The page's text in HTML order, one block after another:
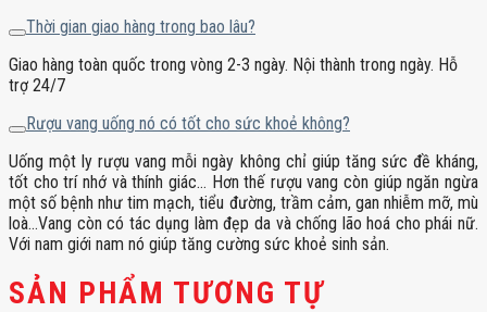
Thời gian giao hàng trong bao lâu?
Giao hàng toàn quốc trong vòng 2-3 ngày. Nội thành trong ngày. Hỗ
trợ 24/7
Rượu vang uống nó có tốt cho sức khoẻ không?
Uống một ly rượu vang mỗi ngày không chỉ giúp tăng sức đề kháng,
tốt cho trí nhớ và thính giác… Hơn thế rượu vang còn giúp ngăn ngừa
một số bệnh như tim mạch, tiểu đường, trầm cảm, gan nhiễm mỡ, mù
loà…Vang còn có tác dụng làm đẹp da và chống lão hoá cho phái nữ.
Với nam giới nam nó giúp tăng cường sức khoẻ sinh sản.
SẢN PHẨM TƯƠNG TỰ